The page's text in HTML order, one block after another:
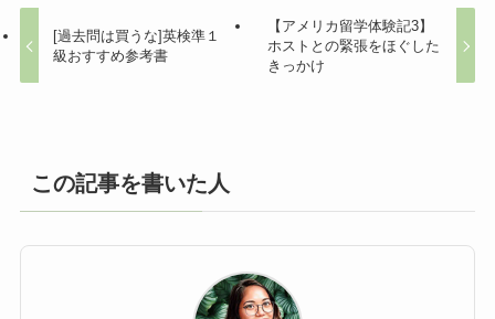
[過去問は買うな]英検準１
級おすすめ参考書
【アメリカ留学体験記3】
ホストとの緊張をほぐした
きっかけ
この記事を書いた人